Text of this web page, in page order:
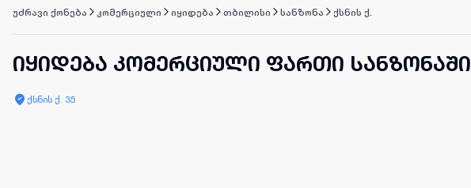
უძრავი ქონება კომერციული იყიდება თბილისი სანზონა ქსნის ქ.
იყიდება კომერციული ფართი სანზონაში
ქსნის ქ. 35